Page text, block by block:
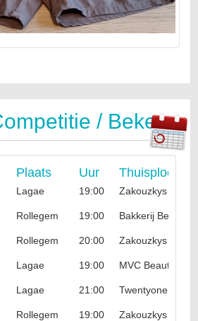
/ Beker
Plaats Uur Thuisploeg
Lagae 19:00 Zakouzkys
Rollegem 19:00 Bakkerij Bekaert
Rollegem 20:00 Zakouzkys
Lagae 19:00 MVC Beauty &
Lagae 21:00 Twentyone
Rollegem 19:00 Zakouzkys